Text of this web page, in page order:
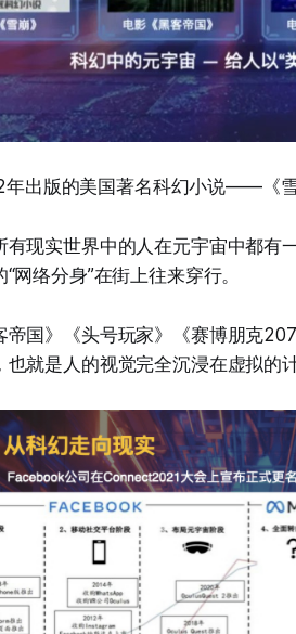
年出版的美国著名科幻小说——《
现实世界中的人在元宇宙中都有
网络分身”在街上往来穿行。
帝国》《头号玩家》《赛博朋克
就是人的视觉完全沉浸在虚拟的